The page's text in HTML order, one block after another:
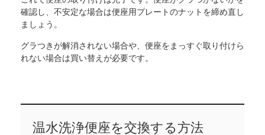
確認し、不安定な場合は便座用プレートのナットを締め直し
ましょう。
グラつきが解消されない場合や、便座をまっすぐ取り付けら
れない場合は買い替えが必要です。
温水洗浄便座を交換する方法